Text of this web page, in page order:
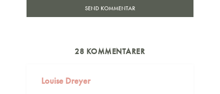
28 KOMMENTARER
Louise Dreyer